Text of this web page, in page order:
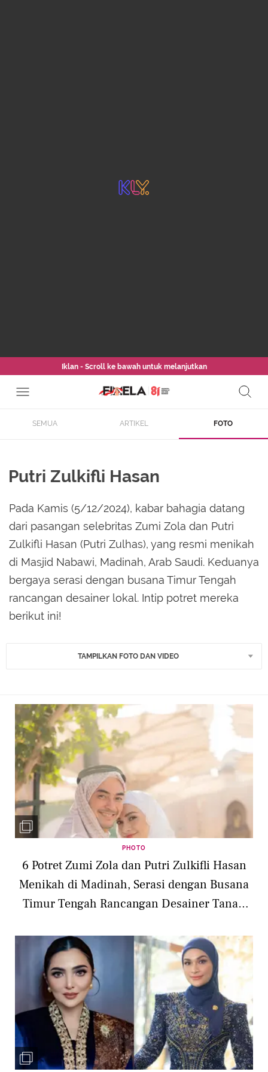
Iklan - Scroll ke bawah untuk melanjutkan
SEMUA ARTIKEL FOTO
Putri Zulkifli Hasan
Pada Kamis (5/12/2024), kabar bahagia datang
dari pasangan selebritas Zumi Zola dan Putri
Zulkifli Hasan (Putri Zulhas), yang resmi menikah
di Masjid Nabawi, Madinah, Arab Saudi. Keduanya
bergaya serasi dengan busana Timur Tengah
rancangan desainer lokal. Intip potret mereka
berikut ini!
TAMPILKAN FOTO DAN VIDEO
PHOTO
6 Potret Zumi Zola dan Putri Zulkifli Hasan
Menikah di Madinah, Serasi dengan Busana
Timur Tengah Rancangan Desainer Tanah